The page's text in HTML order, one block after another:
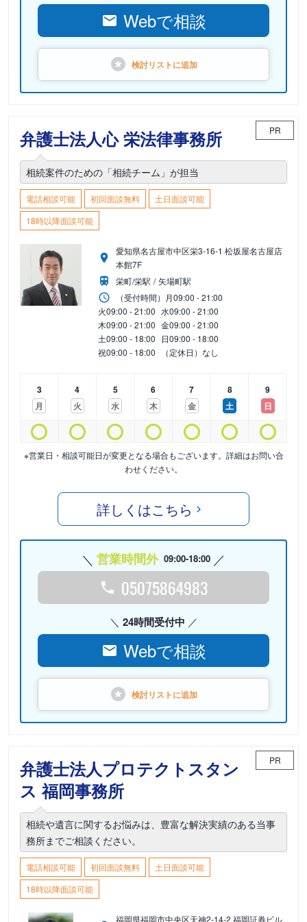
Webで相談
検討リストに追加
弁護士法人心 栄法律事務所 PR
相続案件のための「相続チーム」が担当
電話相談可能 初回面談無料
土日面談可能
18時以降面談可能
愛知県名古屋市中区栄3-16-1 松坂屋名古屋店
本館7F
栄町/栄駅
矢場町駅
（受付時間） 月09:00 - 21:00
火09:00 - 21:00 水09:00 - 21:00
木09:00 - 21:00 金09:00 - 21:00
土09:00 - 18:00 日09:00 - 18:00
祝09:00 - 18:00 （定休日）なし
3
月
4
火
5
水
6
木
7
金
8
土
9
日
※営業日・相談可能日が変更となる場合もございます。詳細はお問い合
わせください。
詳しくはこちら
営業時間外 09:00-18:00
05075864983
24時間受付中
Webで相談
検討リストに追加
弁護士法人プロテクトスタン
ス 福岡事務所
PR
相続や遺言に関するお悩みは、豊富な解決実績のある当事
務所までご相談ください。
電話相談可能 初回面談無料
土日面談可能
18時以降面談可能
福岡県福岡市中央区天神2-14-2 福岡証券ビル